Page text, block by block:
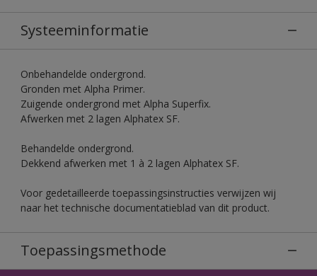
Systeeminformatie
Onbehandelde ondergrond.
Gronden met Alpha Primer.
Zuigende ondergrond met Alpha Superfix.
Afwerken met 2 lagen Alphatex SF.
Behandelde ondergrond.
Dekkend afwerken met 1 à 2 lagen Alphatex SF.
Voor gedetailleerde toepassingsinstructies verwijzen wij
naar het technische documentatieblad van dit product.
Toepassingsmethode